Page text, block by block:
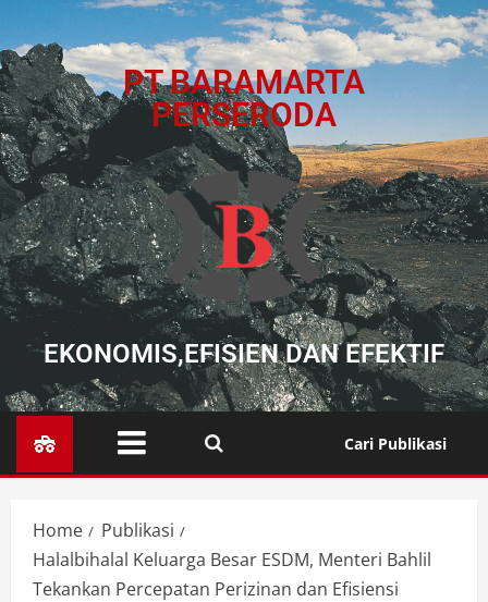
PT BARAMARTA
PERSERODA
EKONOMIS,EFISIEN DAN EFEKTIF
Cari Publikasi
Home
Publikasi
Halalbihalal Keluarga Besar ESDM, Menteri Bahlil
Tekankan Percepatan Perizinan dan Efisiensi